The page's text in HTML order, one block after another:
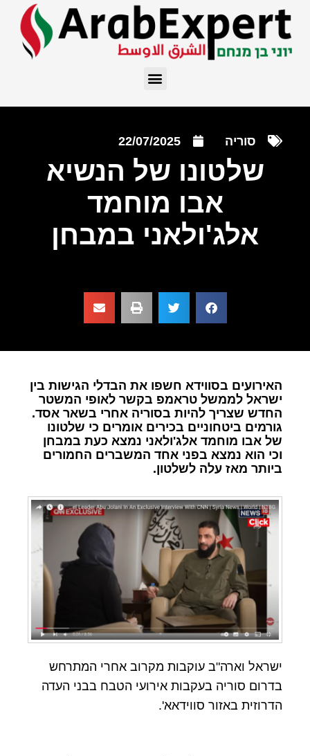
סוריה 22/07/2025
שלטונו של הנשיא
אבו מוחמד
אלג'ולאני במבחן
האירועים בסווידא חשפו את הבדלי הגישות בין
ישראל לממשל טראמפ בקשר לאופי המשטר
החדש שצריך להיות בסוריה אחרי בשאר אסד.
גורמים ביטחוניים בכירים אומרים כי שלטונו
של אבו מוחמד אלג'ולאני נמצא כעת במבחן
וכי הוא נמצא בפני אחד המשברים החמורים
ביותר מאז עלה לשלטון.
ישראל וארה"ב עוקבות מקרוב אחרי המתרחש
בדרום סוריה בעקבות אירועי הטבח בבני העדה
הדרוזית באזור סווידאא'.